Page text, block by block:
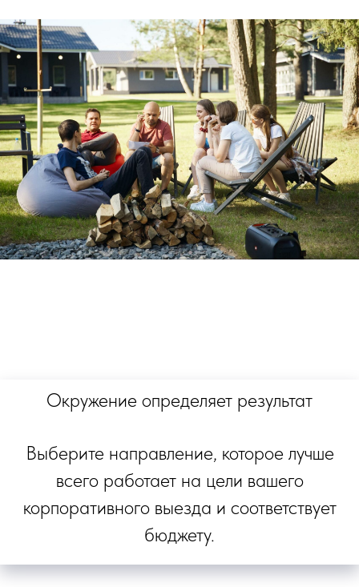
Окружение определяет результат
Выберите направление, которое лучше
всего работает на цели вашего
корпоративного выезда и соответствует
бюджету.